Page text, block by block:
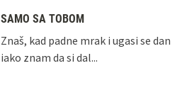
SAMO SA TOBOM
Znaš, kad padne mrak i ugasi se dan
iako znam da si dal...